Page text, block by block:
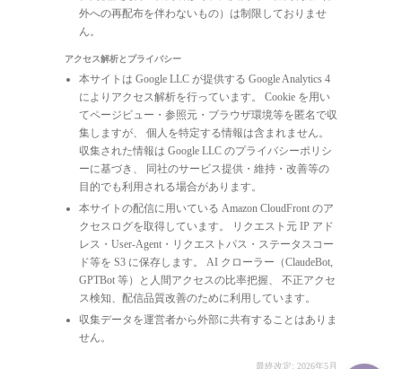
外への再配布を伴わないもの）は制限しておりませ
ん。
アクセス解析とプライバシー
本サイトは Google LLC が提供する Google Analytics 4
によりアクセス解析を行っています。 Cookie を用い
てページビュー・参照元・ブラウザ環境等を匿名で収
集しますが、 個人を特定する情報は含まれません。
収集された情報は Google LLC のプライバシーポリシ
ーに基づき、 同社のサービス提供・維持・改善等の
目的でも利用される場合があります。
本サイトの配信に用いている Amazon CloudFront のア
クセスログを取得しています。 リクエスト元 IP アド
レス・User-Agent・リクエストパス・ステータスコー
ド等を S3 に保存します。 AI クローラー（ClaudeBot,
GPTBot 等）と人間アクセスの比率把握、 不正アクセ
ス検知、配信品質改善のために利用しています。
収集データを運営者から外部に共有することはありま
せん。
最終改定: 2026年5月